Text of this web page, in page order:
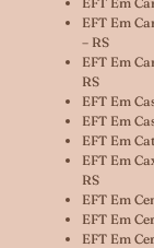
EFT Em
– RS
EFT Em
RS
EFT Em
EFT Em
EFT Em
EFT Em
RS
EFT Em
EFT Em
EFT Em